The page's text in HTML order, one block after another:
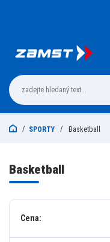
SPORTY Basketball
Basketball
Cena: